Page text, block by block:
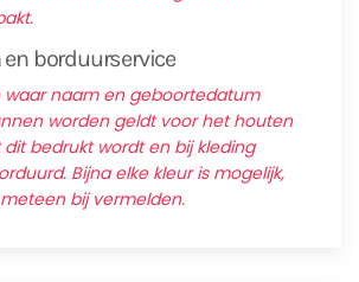
en borduurservice
waar naam en geboortedatum
worden geldt voor het houten
bedrukt wordt en bij kleding
Bijna elke kleur is mogelijk,
bij vermelden.